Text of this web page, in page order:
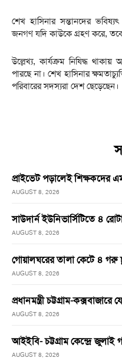
শেখ হাসিনার সন্তানদের
জনগণ যদি কাউকে গ্রহণ করে,
উল্লেখ্য, কার্যক্রম নিষিদ্ধ
পারছে না। শেখ হাসিনার
পরিবারের সদস্যরা দেশ ছেড়েছেন।
প্রাইভেট পড়ালেই শিক্ষকদের
AUGUST 8, 2026
সাউদার্ন ইউনিভার্সিটিতে ৪
AUGUST 8, 2026
গোয়ালঘরের তালা কেটে ৪ গরু
AUGUST 8, 2026
প্রধানমন্ত্রী চট্টগ্রাম-
AUGUST 8, 2026
আইইবি- চট্টগ্রাম কেন্দ্রে
AUGUST 8, 2026